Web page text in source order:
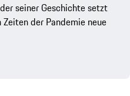
seiner Geschichte setzt
Zeiten der Pandemie neue